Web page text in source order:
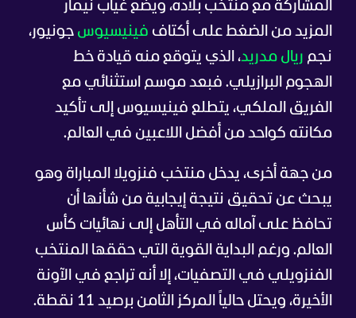
المشاركة مع منتخب بلاده، ويضع غياب نيمار
المزيد من الضغط على أكتاف فينيسيوس جونيور،
نجم ريال مدريد، الذي يتوقع منه قيادة خط
الهجوم البرازيلي. فبعد موسم استثنائي مع
الفريق الملكي، يتطلع فينيسيوس إلى تأكيد
مكانته كواحد من أفضل اللاعبين في العالم.
من جهة أخرى، يدخل منتخب فنزويلا المباراة وهو
يبحث عن تحقيق نتيجة إيجابية من شأنها أن
تحافظ على آماله في التأهل إلى نهائيات كأس
العالم. ورغم البداية القوية التي حققها المنتخب
الفنزويلي في التصفيات، إلا أنه تراجع في الآونة
الأخيرة، ويحتل حالياً المركز الثامن برصيد 11 نقطة.